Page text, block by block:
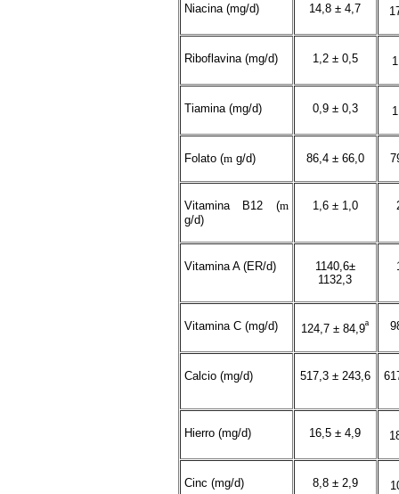
Niacina (mg/d) 14,8 ± 4,7
Riboflavina (mg/d) 1,2 ± 0,5
Tiamina (mg/d) 0,9 ± 0,3
Folato (mg/d) 86,4 ± 66,0
Vitamina B12 (m
g/d)
1,6 ± 1,0
Vitamina A (ER/d)
1140,6±
1132,3
Vitamina C (mg/d) 124,7 ± 84,9ª
Calcio (mg/d) 517,3 ± 243,6
Hierro (mg/d) 16,5 ± 4,9
Cinc (mg/d) 8,8 ± 2,9